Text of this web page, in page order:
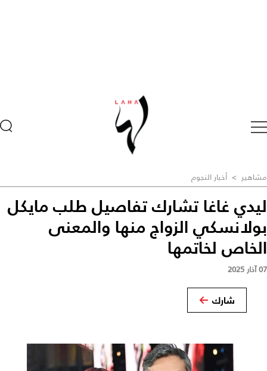
مشاهير > أخبار النجوم
ليدي غاغا تشارك تفاصيل طلب مايكل
بولانسكي الزواج منها والمعنى
الخاص لخاتمها
07 آذار 2025
شارك